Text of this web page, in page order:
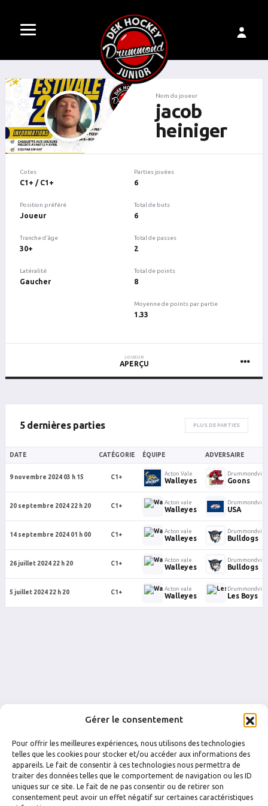
Gérer le consentement
Pour offrir les meilleures expériences, nous utilisons des technologies
telles que les cookies pour stocker et/ou accéder aux informations des
appareils. Le fait de consentir à ces technologies nous permettra de
traiter des données telles que le comportement de navigation ou les ID
uniques sur ce site. Le fait de ne pas consentir ou de retirer son
consentement peut avoir un effet négatif sur certaines caractéristiques
Nom du joueur
jacob
heiniger
Cotes
C1+ / C1+
Position préféré
Joueur
Tranche d'âge
30+
Latéralité
Gaucher
Parties jouées
6
Total de buts
6
Total de passes
2
Total de points
8
Moyenne de points par partie
1.33
JOUEUR
APERÇU
5 dernières parties PLUS DE PARTIES
DATE CATÉGORIE ÉQUIPE ADVERSAIRE
9 novembre 2024 03 h 15 C1+
Acton Vale
Walleyes Goons
20 septembre 2024 22 h 20 C1+
Acton vale
Walleyes USA
14 septembre 2024 01 h 00 C1+
Acton vale
Walleyes Bulldogs
26 juillet 2024 22 h 20 C1+
Acton vale
Walleyes Bulldogs
5 juillet 2024 22 h 20 C1+
Acton vale
Walleyes Les Boys
FACEBOOK INSTAGRAM